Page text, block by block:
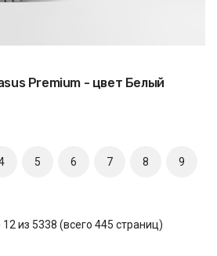
Premium - цвет Белый
5 6 7 8 9
из 5338 (всего 445 страниц)